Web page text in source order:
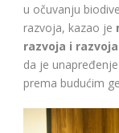
u očuvanju
razvoja, kazao je
razvoja i
da je
prema budućim